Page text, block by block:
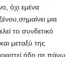
όχι εμένα
μια
το συνδετικό
μεταξύ της
ήδη σε πάνω